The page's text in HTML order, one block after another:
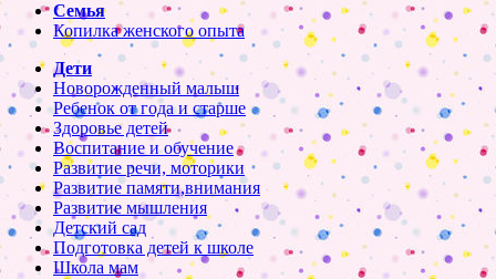
Семья
Копилка женского опыта
Дети
Новорожденный малыш
Ребенок от года и старше
Здоровье детей
Воспитание и обучение
Развитие речи, моторики
Развитие памяти,внимания
Развитие мышления
Детский сад
Подготовка детей к школе
Школа мам